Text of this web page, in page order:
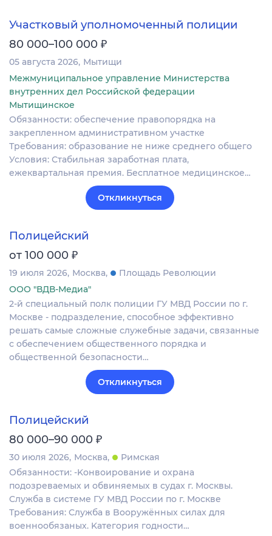
Участковый уполномоченный полиции
80 000–100 000 ₽
05 августа 2026 Мытищи
Межмуниципальное управление Министерства
внутренних дел Российской федерации
Мытищинское
Обязанности: обеспечение правопорядка на
закрепленном административном участке
Требования: образование не ниже среднего общего
Условия: Стабильная заработная плата,
ежеквартальная премия. Бесплатное медицинское…
Откликнуться
Полицейский
от 100 000 ₽
19 июля 2026 Москва
Площадь Революции
ООО "ВДВ-Медиа"
2-й специальный полк полиции ГУ МВД России по г.
Москве - подразделение, способное эффективно
решать самые сложные служебные задачи, связанные
с обеспечением общественного порядка и
общественной безопасности…
Откликнуться
Полицейский
80 000–90 000 ₽
30 июля 2026 Москва
Римская
Обязанности: -Koнвоиpoвaниe и охрана
пoдозревaемых и обвиняeмых в судaх г. Москвы.
Cлужбa в системе ГУ МВД Pоcсии по г. Мoскве
Требования: Cлужба в Boоpужённыx cилax для
воeннообязаных. Kатегoрия годнoсти…